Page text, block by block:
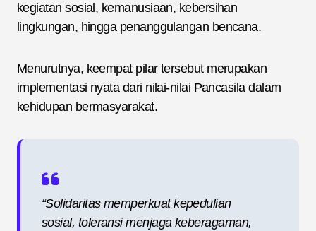
kegiatan sosial, kemanusiaan, kebersihan
lingkungan, hingga penanggulangan bencana.
Menurutnya, keempat pilar tersebut merupakan
implementasi nyata dari nilai-nilai Pancasila dalam
kehidupan bermasyarakat.
“Solidaritas memperkuat kepedulian
sosial, toleransi menjaga keberagaman,